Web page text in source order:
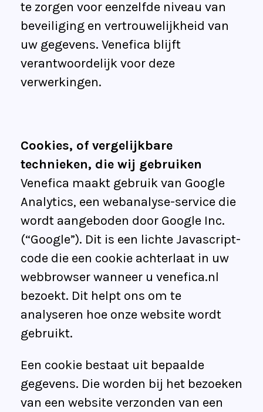
te zorgen voor eenzelfde niveau van
beveiliging en vertrouwelijkheid van
uw gegevens. Venefica blijft
verantwoordelijk voor deze
verwerkingen.
Cookies, of vergelijkbare
technieken, die wij gebruiken
Venefica maakt gebruik van Google
Analytics, een webanalyse-service die
wordt aangeboden door Google Inc.
(“Google”). Dit is een lichte Javascript-
code die een cookie achterlaat in uw
webbrowser wanneer u venefica.nl
bezoekt. Dit helpt ons om te
analyseren hoe onze website wordt
gebruikt.
Een cookie bestaat uit bepaalde
gegevens. Die worden bij het bezoeken
van een website verzonden van een